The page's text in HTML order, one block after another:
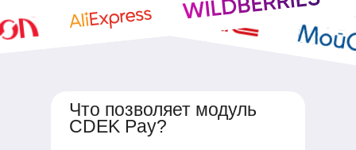
Что позволяет модуль
CDEK Pay?